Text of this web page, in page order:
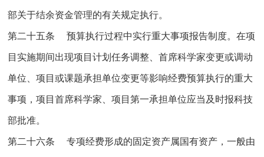
部关于结余资金管理的有关规定执行。
第二十五条 预算执行过程中实行重大事项报告制度。在项
目实施期间出现项目计划任务调整、首席科学家变更或调动
单位、项目或课题承担单位变更等影响经费预算执行的重大
事项，项目首席科学家、项目第一承担单位应当及时报科技
部批准。
第二十六条 专项经费形成的固定资产属国有资产，一般由